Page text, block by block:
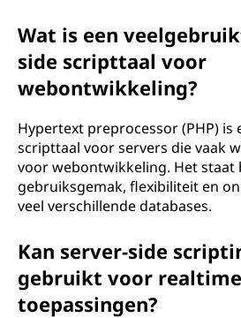
Wat is een
side scripttaal voor
webontwikkeling?
Hypertext preprocessor (PHP) is
scripttaal voor servers die vaak
voor webontwikkeling. Het staat
gebruiksgemak, flexibiliteit en
veel verschillende databases.
Kan server-side
gebruikt voor realtime
toepassingen?